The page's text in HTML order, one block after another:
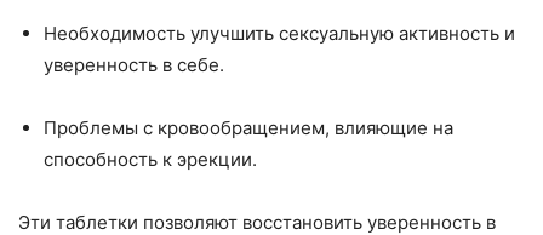
Необходимость улучшить сексуальную активность и
уверенность в себе.
Проблемы с кровообращением, влияющие на
способность к эрекции.
Эти таблетки позволяют восстановить уверенность в